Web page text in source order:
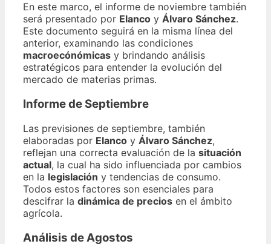
En este marco, el informe de noviembre también
será presentado por Elanco y Álvaro Sánchez.
Este documento seguirá en la misma línea del
anterior, examinando las condiciones
macroecónómicas y brindando análisis
estratégicos para entender la evolución del
mercado de materias primas.
Informe de Septiembre
Las previsiones de septiembre, también
elaboradas por Elanco y Álvaro Sánchez,
reflejan una correcta evaluación de la situación
actual, la cual ha sido influenciada por cambios
en la legislación y tendencias de consumo.
Todos estos factores son esenciales para
descifrar la dinámica de precios en el ámbito
agrícola.
Análisis de Agostos